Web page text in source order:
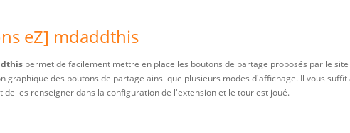
eZ] mdaddthis
permet de facilement mettre en place les boutons de partage proposés par le site
graphique des boutons de partage ainsi que plusieurs modes d'affichage. Il vous
de les renseigner dans la configuration de l'extension et le tour est joué.